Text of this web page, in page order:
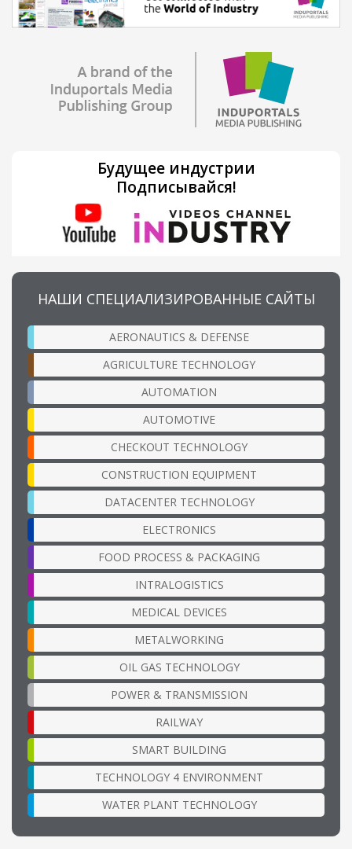
Будущее индустрии
Подписывайся!
НАШИ СПЕЦИАЛИЗИРОВАННЫЕ САЙТЫ
AERONAUTICS & DEFENSE
AGRICULTURE TECHNOLOGY
AUTOMATION
AUTOMOTIVE
CHECKOUT TECHNOLOGY
CONSTRUCTION EQUIPMENT
DATACENTER TECHNOLOGY
ELECTRONICS
FOOD PROCESS & PACKAGING
INTRALOGISTICS
MEDICAL DEVICES
METALWORKING
OIL GAS TECHNOLOGY
POWER & TRANSMISSION
RAILWAY
SMART BUILDING
TECHNOLOGY 4 ENVIRONMENT
WATER PLANT TECHNOLOGY